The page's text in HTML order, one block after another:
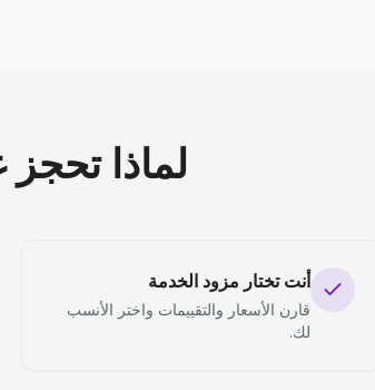
لماذا
أنت تختار مزود الخدمة
قارن الأسعار والتقييمات واختر الأنسب
لك.